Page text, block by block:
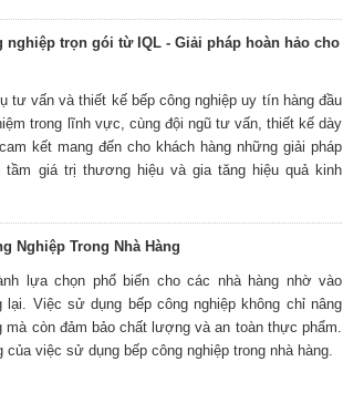
nghiệp trọn gói từ IQL - Giải pháp hoàn hảo cho
tư vấn và thiết kế bếp công nghiệp uy tín hàng đầu
trong lĩnh vực, cùng đội ngũ tư vấn, thiết kế dày
kết mang đến cho khách hàng những giải pháp
giá trị thương hiệu và gia tăng hiệu quả kinh
Nghiệp Trong Nhà Hàng
lựa chọn phổ biến cho các nhà hàng nhờ vào
Việc sử dụng bếp công nghiệp không chỉ nâng
mà còn đảm bảo chất lượng và an toàn thực phẩm.
việc sử dụng bếp công nghiệp trong nhà hàng.